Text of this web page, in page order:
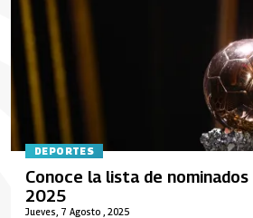
DEPORTES
Jueves, 7 Agosto , 2025
Conoce la lista de nominados
2025